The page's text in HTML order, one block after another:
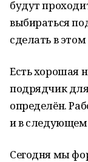
будут
выбираться
сделать в этом
Есть хорошая
подрядчик
определён.
и в следующем
Сегодня мы